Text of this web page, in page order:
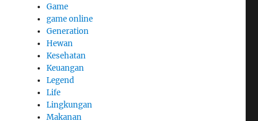
Game
game online
Generation
Hewan
Kesehatan
Keuangan
Legend
Life
Lingkungan
Makanan